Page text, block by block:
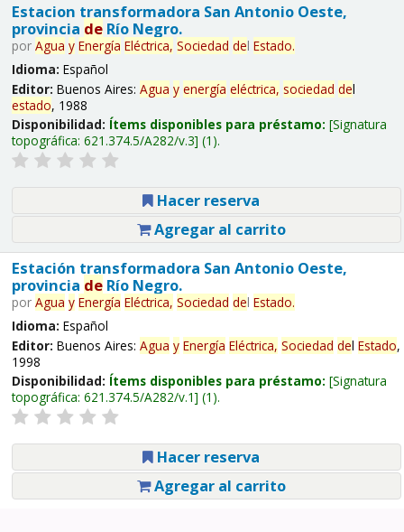
Estacion transformadora San Antonio Oeste,
provincia deRío Negro.
por Agua y Energía Eléctrica, Sociedad del Estado.
Idioma: Español
Editor: Buenos Aires: Agua y energía eléctrica, sociedad del
estado, 1988
Disponibilidad: Ítems disponibles para préstamo: Signatura
topográfica: 621.374.5/A282/v.3 (1).
Hacer reserva
Agregar al carrito
Estación transformadora San Antonio Oeste,
provincia deRío Negro.
por Agua y Energía Eléctrica, Sociedad del Estado.
Idioma: Español
Editor: Buenos Aires: Agua y Energía Eléctrica, Sociedad del Estado,
1998
Disponibilidad: Ítems disponibles para préstamo: Signatura
topográfica: 621.374.5/A282/v.1 (1).
Hacer reserva
Agregar al carrito